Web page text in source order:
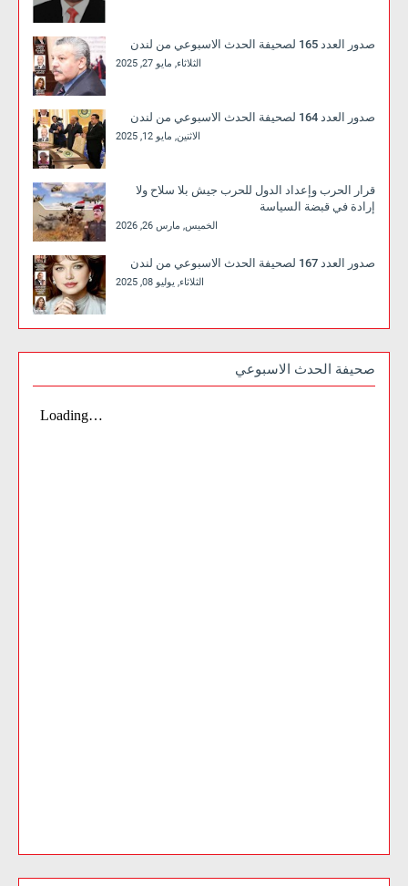
صدور العدد 165 لصحيفة الحدث الاسبوعي من لندن
الثلاثاء, مايو 27, 2025
صدور العدد 164 لصحيفة الحدث الاسبوعي من لندن
الاثنين, مايو 12, 2025
قرار الحرب وإعداد الدول للحرب جيش بلا سلاح ولا
إرادة في قبضة السياسة
الخميس, مارس 26, 2026
صدور العدد 167 لصحيفة الحدث الاسبوعي من لندن
الثلاثاء, يوليو 08, 2025
صحيفة الحدث الاسبوعي